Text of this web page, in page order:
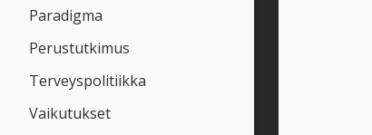
Paradigma
Perustutkimus
Terveyspolitiikka
Vaikutukset